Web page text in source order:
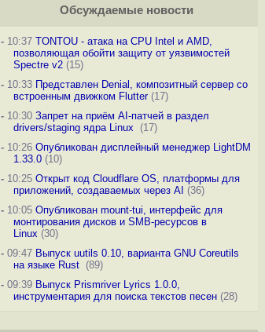
Обсуждаемые новости
-10:37 TONTOU - атака на CPU Intel и AMD,
позволяющая обойти защиту от уязвимостей
Spectre v2(15)
-10:33 Представлен Denial, композитный сервер со
встроенным движком Flutter(17)
-10:30 Запрет на приём AI-патчей в раздел
drivers/staging ядра Linux
(17)
-10:26 Опубликован дисплейный менеджер LightDM
1.33.0(10)
-10:25 Открыт код Cloudflare OS, платформы для
приложений, создаваемых через AI (36)
-10:05 Опубликован mount-tui, интерфейс для
монтирования дисков и SMB-ресурсов в
Linux (30)
-09:47 Выпуск uutils 0.10, варианта GNU Coreutils
на языке Rust (89)
-09:39 Выпуск Prismriver Lyrics 1.0.0,
инструментария для поиска текстов песен(28)